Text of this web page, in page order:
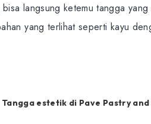
langsung ketemu tangga
yang terlihat seperti kayu
Tangga estetik di Pave Pastry